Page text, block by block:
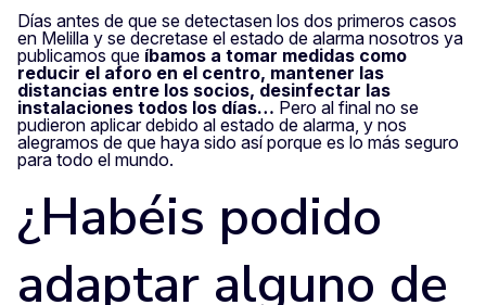
Días antes de que se detectasen los dos primeros casos
en Melilla y se decretase el estado de alarma nosotros ya
publicamos que íbamos a tomar medidas como
reducir el aforo en el centro, mantener las
distancias entre los socios, desinfectar las
instalaciones todos los días… Pero al final no se
pudieron aplicar debido al estado de alarma, y nos
alegramos de que haya sido así porque es lo más seguro
para todo el mundo.
¿Habéis podido
adaptar alguno de